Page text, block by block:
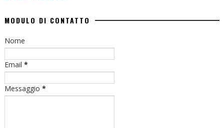
MODULO DI CONTATTO
Nome
Email *
Messaggio *